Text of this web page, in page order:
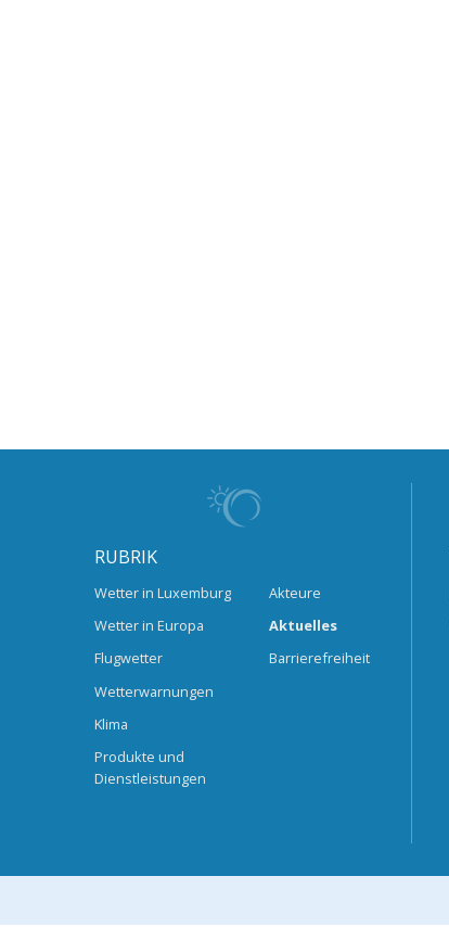
RUBRIK
Wetter in Luxemburg
Wetter in Europa
Flugwetter
Wetterwarnungen
Klima
Produkte und
Dienstleistungen
Akteure
Aktuelles
Barrierefreiheit